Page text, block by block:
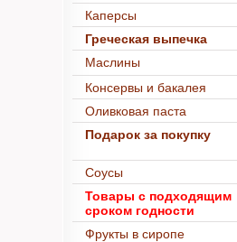
Каперсы
Греческая выпечка
Маслины
Консервы и бакалея
Оливковая паста
Подарок за покупку
Соусы
Товары с подходящим
сроком годности
Фрукты в сиропе